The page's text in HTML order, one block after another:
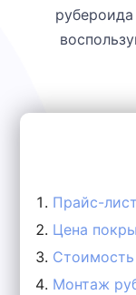
Прайс-
Цена
Монтаж